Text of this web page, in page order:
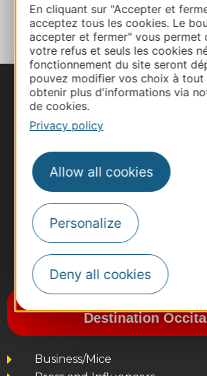
En cliquant sur "Accepter et
acceptez tous les cookies. Le
accepter et fermer" vous permet
votre refus et seuls les cookies
fonctionnement du site seront
pouvez modifier vos choix à tout
obtenir plus d'informations via
de cookies.
Privacy policy
Allow all cookies
Personalize
Deny all cookies
ADD TO FAVORITES
#VoyageOccitanie
Destination
Business/Mice